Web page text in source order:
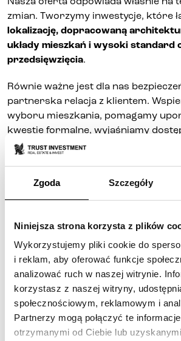
Zgoda Szczegóły
Niniejsza strona korzysta z plików
Wykorzystujemy pliki cookie do
i reklam, aby oferować funkcje
analizować ruch w naszej witrynie.
korzystasz z naszej witryny,
społecznościowym, reklamowym i
Partnerzy mogą połączyć te
otrzymanymi od Ciebie lub
zmian. Tworzymy inwestycje, które
lokalizację, dopracowaną
układy mieszkań i wysoki standard
przedsięwzięcia.
Równie ważne jest dla nas
partnerska relacja z klientem.
wyboru mieszkania, pomagamy
kwestie formalne, wyjaśniamy
prowadzimy proces w sposób
podejście szczególnie doceniają
inwestycyjni, dla których liczy się
i wysoka jakość obsługi.
Dwie różne
potrzeby
Katowic
W naszych katowickich realizacjach
mogą być potrzeby kupujących i jak